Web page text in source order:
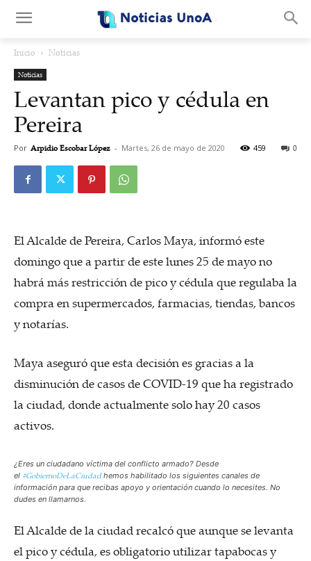
Inicio Noticias
Noticias
Levantan pico y cédula en
Pereira
Por Arpidio Escobar López - Martes, 26 de mayo de 2020 0
459
El Alcalde de Pereira, Carlos Maya, informó este
domingo que a partir de este lunes 25 de mayo no
habrá más restricción de pico y cédula que regulaba la
compra en supermercados, farmacias, tiendas, bancos
y notarías.
Maya aseguró que esta decisión es gracias a la
disminución de casos de COVID-19 que ha registrado
la ciudad, donde actualmente solo hay 20 casos
activos.
¿Eres un ciudadano víctima del conflicto armado? Desde
el #GobiernoDeLaCiudadhemos habilitado los siguientes canales de
información para que recibas apoyo y orientación cuando lo necesites. No
dudes en llamarnos.
El Alcalde de la ciudad recalcó que aunque se levanta
el pico y cédula, es obligatorio utilizar tapabocas y